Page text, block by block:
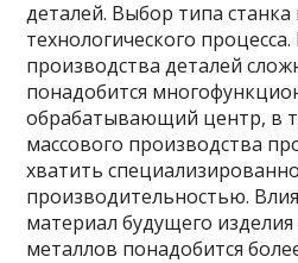
деталей. Выбор типа
технологического
производства деталей
понадобится
обрабатывающий центр, в
массового производства
хватить
производительностью.
материал будущего
металлов понадобится